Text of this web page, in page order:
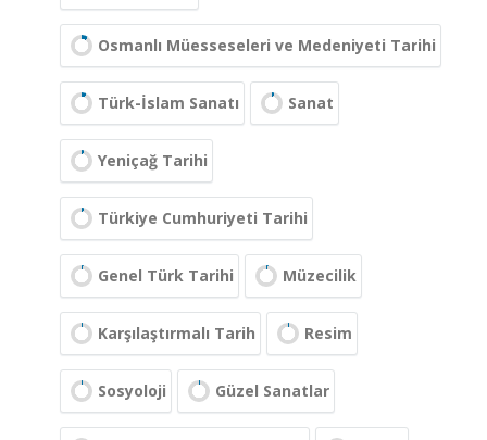
Osmanlı Müesseseleri ve Medeniyeti Tarihi
Türk-İslam Sanatı Sanat
Yeniçağ Tarihi
Türkiye Cumhuriyeti Tarihi
Genel Türk Tarihi Müzecilik
Karşılaştırmalı Tarih Resim
Sosyoloji Güzel Sanatlar